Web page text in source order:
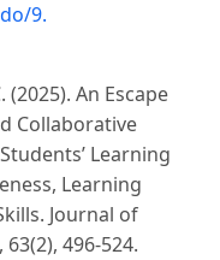
9.
(2025). An Escape
Collaborative
Learning
Learning
Journal of
496-524.